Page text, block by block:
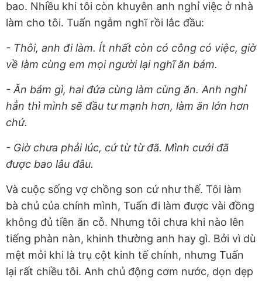
bao. Nhiều khi tôi còn khuyên anh nghỉ việc ở nhà
làm cho tôi. Tuấn ngẫm nghĩ rồi lắc đầu:
- Thôi, anh đi làm. Ít nhất còn có công có việc, giờ
về làm cùng em mọi người lại nghĩ ăn bám.
- Ăn bám gì, hai đứa cùng làm cùng ăn. Anh nghỉ
hẳn thì mình sẽ đầu tư mạnh hơn, làm ăn lớn hơn
chứ.
- Giờ chưa phải lúc, cứ từ từ đã. Mình cưới đã
được bao lâu đâu.
Và cuộc sống vợ chồng son cứ như thế. Tôi làm
bà chủ của chính mình, Tuấn đi làm được vài đồng
không đủ tiền ăn cỗ. Nhưng tôi chưa khi nào lên
tiếng phàn nàn, khinh thường anh hay gì. Bởi vì dù
mệt mỏi khi là trụ cột kinh tế chính, nhưng Tuấn
lại rất chiều tôi. Anh chủ động cơm nước, dọn dẹp